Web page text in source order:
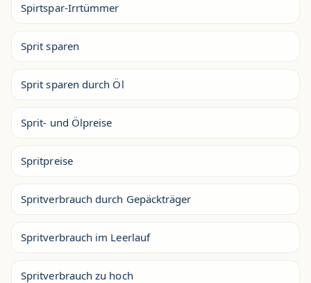
Spirtspar-Irrtümmer
Sprit sparen
Sprit sparen durch Öl
Sprit- und Ölpreise
Spritpreise
Spritverbrauch durch Gepäckträger
Spritverbrauch im Leerlauf
Spritverbrauch zu hoch